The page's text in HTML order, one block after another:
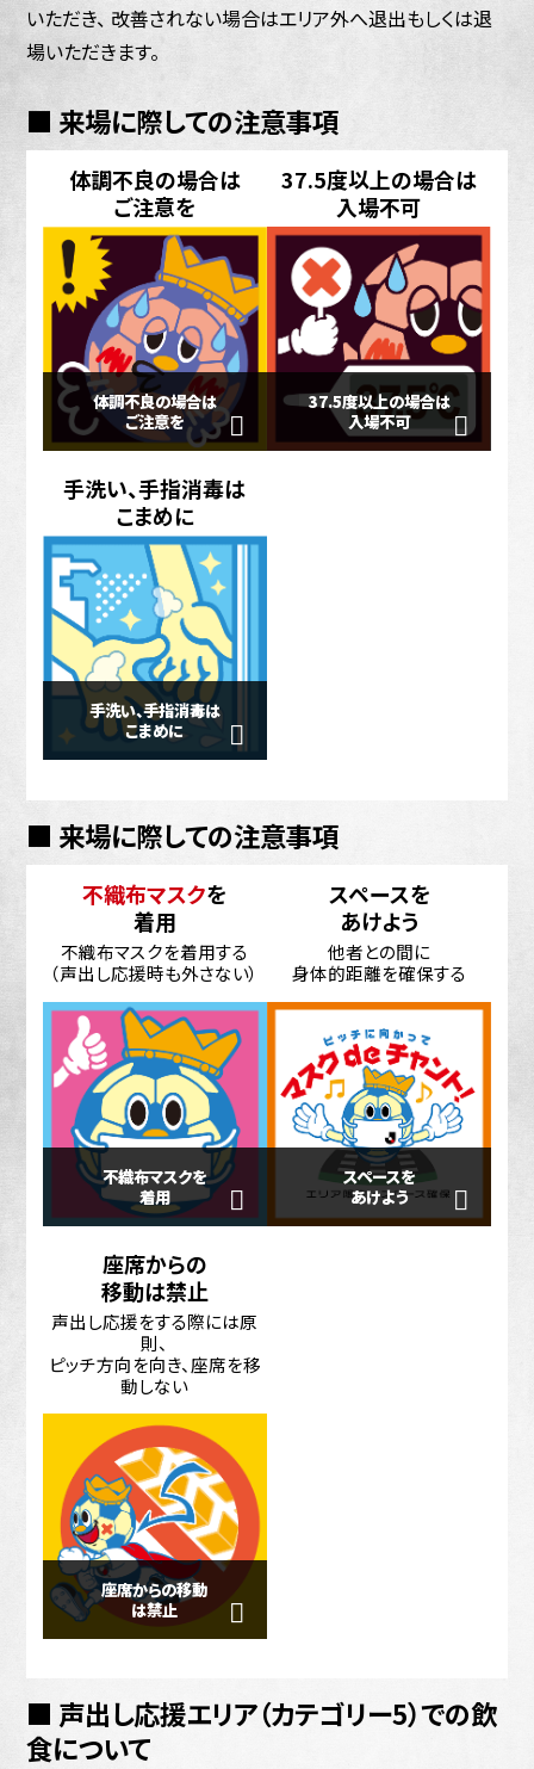
いただき、 改善されない場合はエリア外へ退出もしくは退
場いただきます。
■ 来場に際しての注意事項
体調不良の場合は
ご注意を
体調不良の場合は
ご注意を
37.5度以上の場合は
入場不可
37.5度以上の場合は
入場不可
手洗い、手指消毒は
こまめに
手洗い、手指消毒は
こまめに
■ 来場に際しての注意事項
不織布マスクを
着用
不織布マスクを着用する
（声出し応援時も外さない）
不織布マスクを
着用
スペースを
あけよう
他者との間に
身体的距離を確保する
スペースを
あけよう
座席からの
移動は禁止
声出し応援をする際には原
則、
ピッチ方向を向き、座席を移
動しない
座席からの移動
は禁止
■ 声出し応援エリア（カテゴリー5）での飲
食について